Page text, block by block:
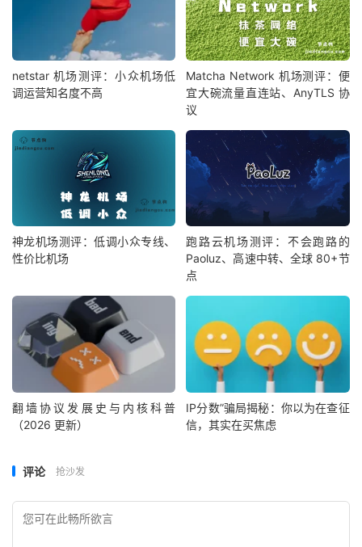
netstar 机场测评：小众机场低
调运营知名度不高
Matcha Network 机场测评：便
宜大碗流量直连站、AnyTLS 协
议
神龙机场测评：低调小众专线、
性价比机场
跑路云机场测评：不会跑路的
Paoluz、高速中转、全球 80+节
点
翻墙协议发展史与内核科普
（2026 更新）
IP分数”骗局揭秘：你以为在查征
信，其实在买焦虑
评论 抢沙发